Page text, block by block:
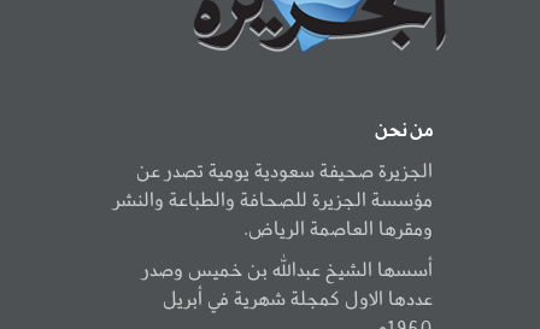
من نحن
الجزيرة صحيفة سعودية يومية تصدر عن
مؤسسة الجزيرة للصحافة والطباعة والنشر
ومقرها العاصمة الرياض.
أسسها الشيخ عبدالله بن خميس وصدر
عددها الاول كمجلة شهرية في أبريل